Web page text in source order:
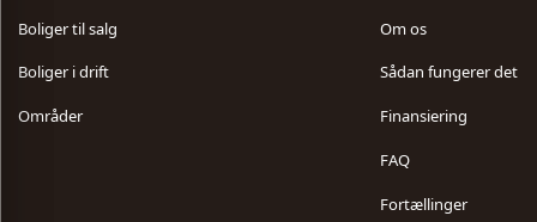
Boliger til salg
Boliger i drift
Områder
Om os
Sådan fungerer det
Finansiering
FAQ
Fortællinger